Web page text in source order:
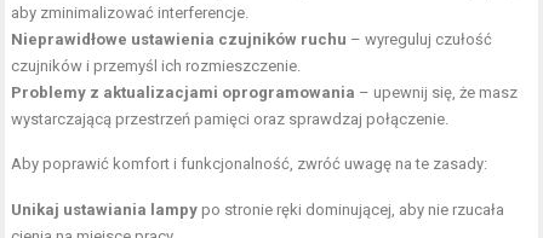
aby zminimalizować interferencje.
Nieprawidłowe ustawienia czujników ruchu – wyreguluj czułość
czujników i przemyśl ich rozmieszczenie.
Problemy z aktualizacjami oprogramowania – upewnij się, że masz
wystarczającą przestrzeń pamięci oraz sprawdzaj połączenie.
Aby poprawić komfort i funkcjonalność, zwróć uwagę na te zasady:
Unikaj ustawiania lampy po stronie ręki dominującej, aby nie rzucała